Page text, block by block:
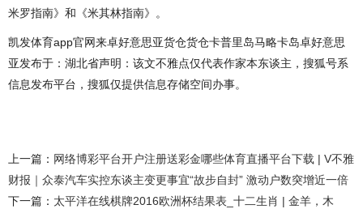
米罗指南》和《米其林指南》。
凯发体育app官网来卓好意思亚货仓货仓卡普里岛马略卡岛卓好意思
亚发布于：湖北省声明：该文不雅点仅代表作家本东谈主，搜狐号系
信息发布平台，搜狐仅提供信息存储空间办事。
上一篇： 网络博彩平台开户注册送彩金哪些体育直播平台下载 | V不雅
财报｜众泰汽车实控东谈主变更事宜“故步自封” 激动户数突增近一倍
下一篇： 太平洋在线棋牌2016欧洲杯结果表_十二生肖 | 金羊，木